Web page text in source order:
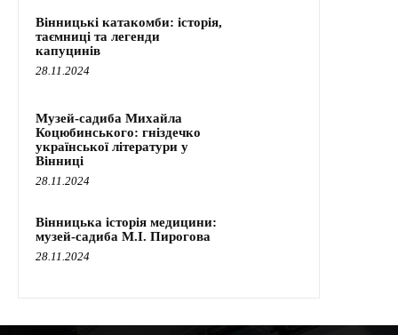
Вінницькі катакомби: історія,
таємниці та легенди
капуцинів
28.11.2024
Музей-садиба Михайла
Коцюбинського: гніздечко
української літератури у
Вінниці
28.11.2024
Вінницька історія медицини:
музей-садиба М.І. Пирогова
28.11.2024